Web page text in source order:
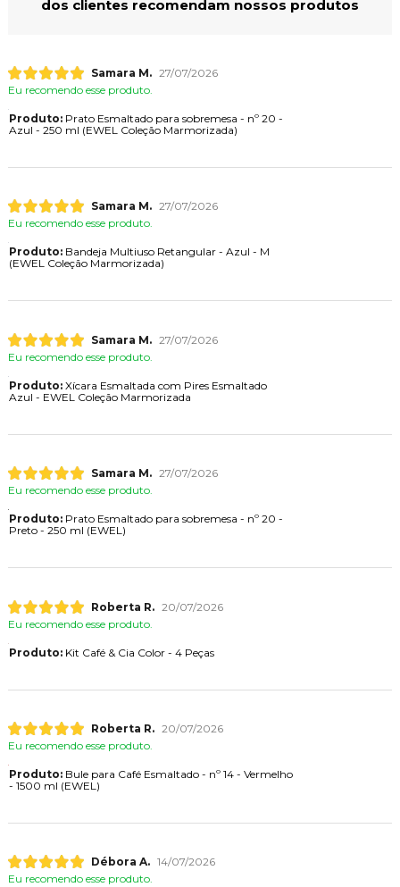
dos clientes recomendam nossos produtos
Samara M. 27/07/2026
Eu recomendo esse produto.
Produto:Prato Esmaltado para sobremesa - nº 20 -
Azul - 250 ml (EWEL Coleção Marmorizada)
Samara M. 27/07/2026
Eu recomendo esse produto.
Produto:Bandeja Multiuso Retangular - Azul - M
(EWEL Coleção Marmorizada)
Samara M. 27/07/2026
Eu recomendo esse produto.
Produto:Xícara Esmaltada com Pires Esmaltado
Azul - EWEL Coleção Marmorizada
Samara M. 27/07/2026
Eu recomendo esse produto.
Produto:Prato Esmaltado para sobremesa - nº 20 -
Preto - 250 ml (EWEL)
Roberta R. 20/07/2026
Eu recomendo esse produto.
Produto:Kit Café & Cia Color - 4 Peças
Roberta R. 20/07/2026
Eu recomendo esse produto.
Produto:Bule para Café Esmaltado - nº 14 - Vermelho
- 1500 ml (EWEL)
Débora A. 14/07/2026
Eu recomendo esse produto.